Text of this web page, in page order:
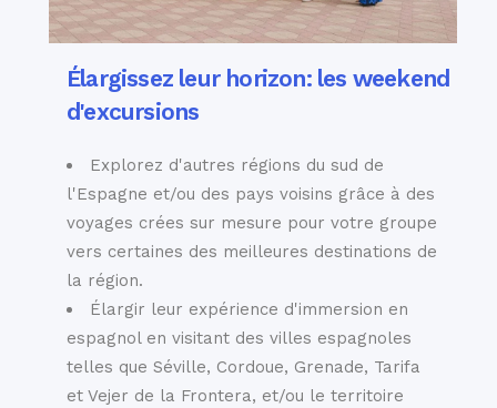
Élargissez leur horizon: les weekend
d'excursions
Explorez d'autres régions du sud de
l'Espagne et/ou des pays voisins grâce à des
voyages crées sur mesure pour votre groupe
vers certaines des meilleures destinations de
la région.
Élargir leur expérience d'immersion en
espagnol en visitant des villes espagnoles
telles que Séville, Cordoue, Grenade, Tarifa
et Vejer de la Frontera, et/ou le territoire